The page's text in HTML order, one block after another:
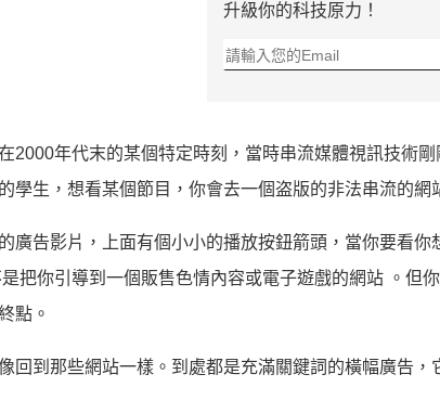
升級你的科技原力！
2000年代末的某個特定時刻，當時串流媒體視訊技術
學生，想看某個節目，你會去一個盗版的非法串流的網
廣告影片，上面有個小小的播放按鈕箭頭，當你要看
把你引導到一個販售色情內容或電子遊戲的網站 。但
點。
回到那些網站一樣。到處都是充滿關鍵詞的橫幅廣告，